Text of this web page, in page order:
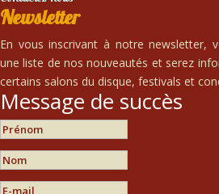
Newsletter
En vous inscrivant à notre newsletter,
une liste de nos nouveautés et serez
certains salons du disque, festivals et
Message de succès